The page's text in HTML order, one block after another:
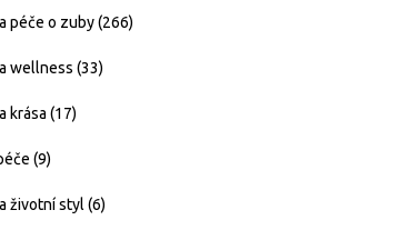
péče o zuby(266)
wellness (33)
krása (17)
(9)
životní styl (6)